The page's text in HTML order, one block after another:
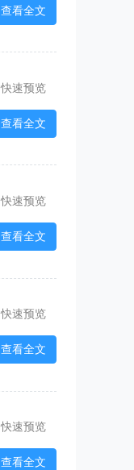
查看全文
快速预览
查看全文
快速预览
查看全文
快速预览
查看全文
快速预览
查看全文